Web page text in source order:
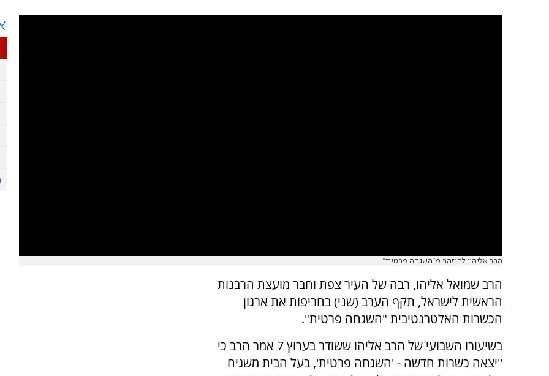
הרב אליהו: להיזהר מ"השגחה פרטית"
הרב שמואל אליהו, רבה של העיר צפת וחבר מועצת הרבנות
הראשית לישראל, תקף הערב (שני) בחריפות את ארגון
הכשרות האלטרנטיבית "השגחה פרטית".
בשיעורו השבועי של הרב אליהו ששודר בערוץ 7 אמר הרב כי
''יצאה כשרות חדשה - 'השגחה פרטית', בעל הבית משגיח